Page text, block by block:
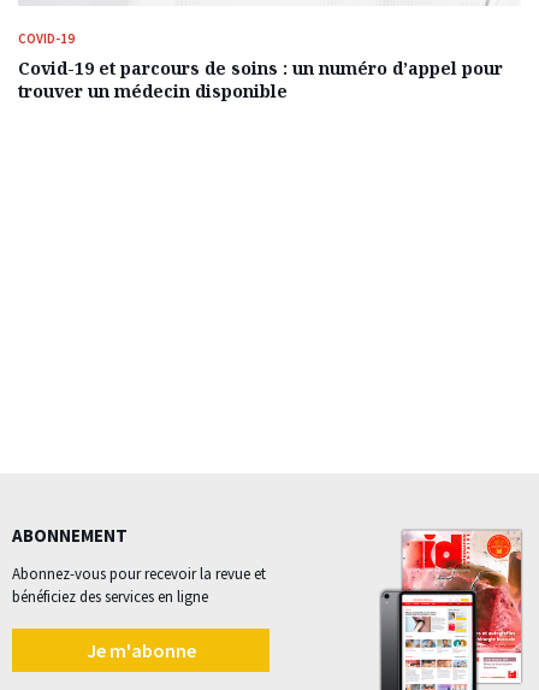
COVID-19
Covid-19 et parcours de soins : un numéro d’appel pour
trouver un médecin disponible
ABONNEMENT
Abonnez-vous pour recevoir la revue et
bénéficiez des services en ligne
Je m'abonne